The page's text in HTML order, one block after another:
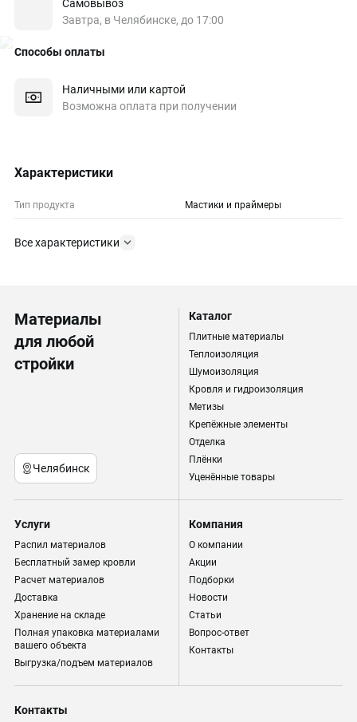
Самовывоз
Завтра, в Челябинске, до 17:00
Способы оплаты
Наличными или картой
Возможна оплата при получении
Характеристики
Тип продукта Мастики и праймеры
Все характеристики
Материалы
для любой
стройки
Челябинск
Каталог
Плитные материалы
Теплоизоляция
Шумоизоляция
Кровля и гидроизоляция
Метизы
Крепёжные элементы
Отделка
Плёнки
Уценённые товары
Услуги
Распил материалов
Бесплатный замер кровли
Расчет материалов
Доставка
Хранение на складе
Полная упаковка материалами
вашего объекта
Выгрузка/подъем материалов
Компания
О компании
Акции
Подборки
Новости
Статьи
Вопрос-ответ
Контакты
Контакты